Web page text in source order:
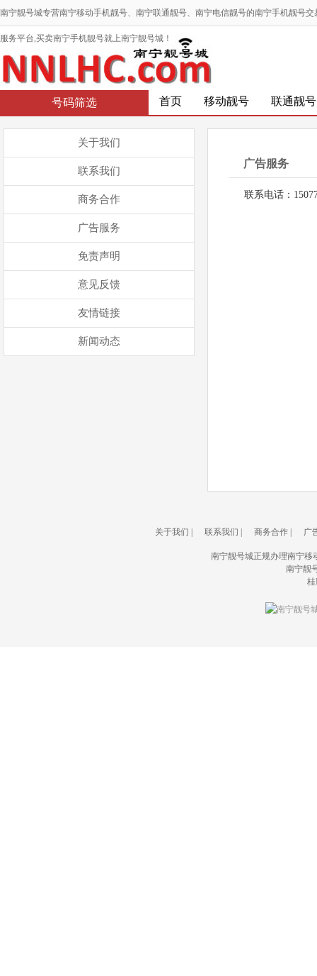
南宁靓号城专营南宁移动手机靓号、南宁联通靓号、南宁电信靓号的南宁手机靓号
服务平台,买卖南宁手机靓号就上南宁靓号城！
号码筛选 首页 移动靓号 联通靓号
关于我们
联系我们
商务合作
广告服务
免责声明
意见反馈
友情链接
新闻动态
广告服务
联系电话：
关于我们 联系我们 商务合作| 广
南宁靓号城正规办理南宁移
南宁靓
桂